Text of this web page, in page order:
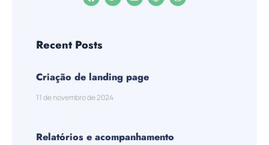
Recent Posts
Criação de landing page
11 de novembro de 2024
Relatórios e acompanhamento